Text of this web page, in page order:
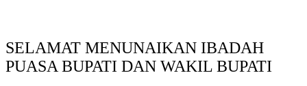
SELAMAT MENUNAIKAN IBADAH
PUASA BUPATI DAN WAKIL BUPATI